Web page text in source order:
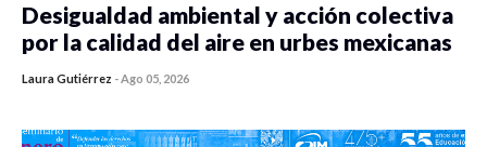
Desigualdad ambiental y acción colectiva
por la calidad del aire en urbes mexicanas
Laura Gutiérrez -Ago 05, 2026